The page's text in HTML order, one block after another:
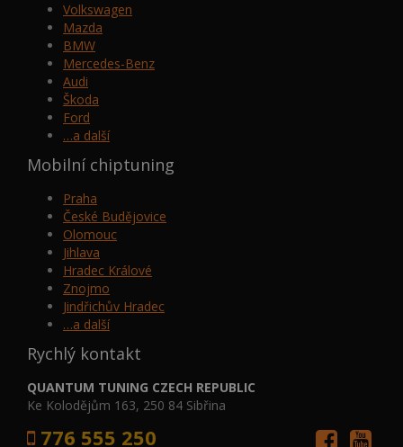
Volkswagen
Mazda
BMW
Mercedes-Benz
Audi
Škoda
Ford
…a další
Mobilní chiptuning
Praha
České Budějovice
Olomouc
Jihlava
Hradec Králové
Znojmo
Jindřichův Hradec
…a další
Rychlý kontakt
QUANTUM TUNING CZECH REPUBLIC
Ke Kolodějům 163, 250 84 Sibřina
776 555 250